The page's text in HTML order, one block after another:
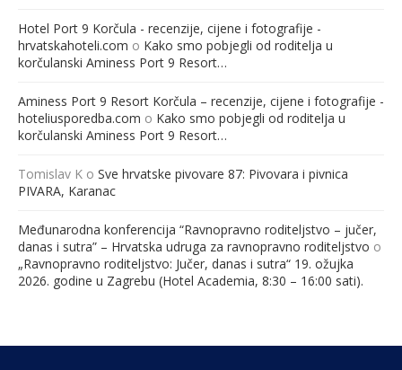
Hotel Port 9 Korčula - recenzije, cijene i fotografije -
hrvatskahoteli.com o Kako smo pobjegli od roditelja u
korčulanski Aminess Port 9 Resort…
Aminess Port 9 Resort Korčula – recenzije, cijene i fotografije -
hoteliusporedba.com o Kako smo pobjegli od roditelja u
korčulanski Aminess Port 9 Resort…
Tomislav K o Sve hrvatske pivovare 87: Pivovara i pivnica
PIVARA, Karanac
Međunarodna konferencija “Ravnopravno roditeljstvo – jučer,
danas i sutra” – Hrvatska udruga za ravnopravno roditeljstvo o
„Ravnopravno roditeljstvo: Jučer, danas i sutra“ 19. ožujka
2026. godine u Zagrebu (Hotel Academia, 8:30 – 16:00 sati).